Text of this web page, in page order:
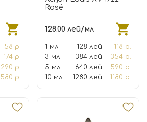
58 р.
174 р.
290 р.
580 р.
Rosé
128.00 лей/мл
1 мл 128 лей
118 р.
3 мл
384 лей
354 р.
5 мл
640 лей
590 р.
10 мл
1280 лей 1180 р.